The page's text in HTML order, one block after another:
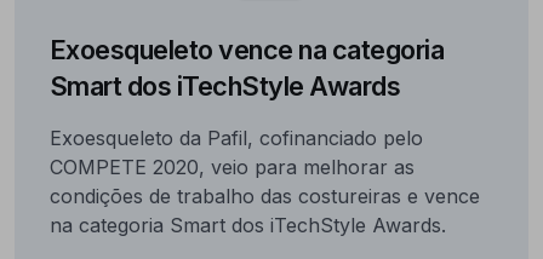
Exoesqueleto vence na categoria
Smart dos iTechStyle Awards
Exoesqueleto da Pafil, cofinanciado pelo
COMPETE 2020, veio para melhorar as
condições de trabalho das costureiras e vence
na categoria Smart dos iTechStyle Awards.